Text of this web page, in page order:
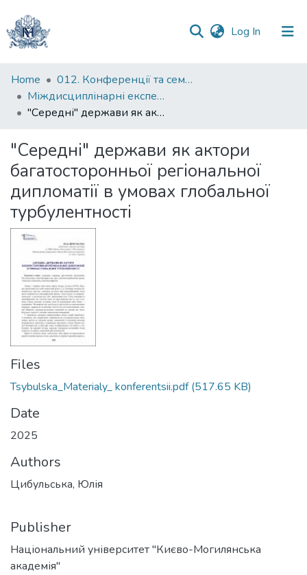
Log In (current)
Communities
&
Collections
Statistics
Home
012. Конференції та семінари НаУКМА
Міждисциплінарні експертизи для відновлення і розвитку України : міжнародна науково-практична конференція, м. Київ, 5 червня 2025 р.
"Середні" держави як актори багатосторонньої регіональної дипломатії в умовах глобальної турбулентності
"Середні" держави як актори
багатосторонньої регіональної
дипломатії в умовах глобальної
турбулентності
Files
Tsybulska_Materialy_ konferentsii.pdf(517.65 KB)
Date
2025
Authors
Цибульська, Юлія
Publisher
Національний університет "Києво-Могилянська
академія"